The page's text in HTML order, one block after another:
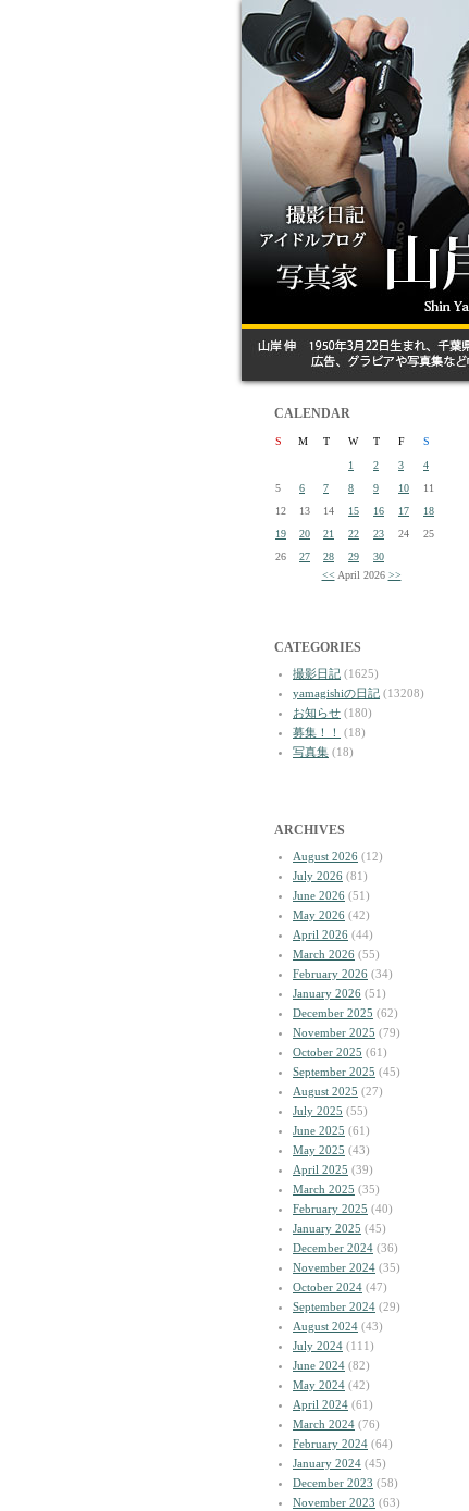
CALENDAR
S M T W T F
S
1
2 3
4
5
6 7 8 9 10
11
12
13 14 15 16 17
18
19
20 21 22 23 24
25
26
27 28 29
30
<< April 2026 >>
CATEGORIES
撮影日記 (1625)
yamagishiの日記 (13208)
お知らせ (180)
募集！！
(18)
写真集 (18)
ARCHIVES
August 2026 (12)
July 2026 (81)
June 2026 (51)
May 2026 (42)
April 2026 (44)
March 2026 (55)
February 2026 (34)
January 2026 (51)
December 2025 (62)
November 2025 (79)
October 2025 (61)
September 2025 (45)
August 2025 (27)
July 2025 (55)
June 2025 (61)
May 2025 (43)
April 2025 (39)
March 2025 (35)
February 2025 (40)
January 2025 (45)
December 2024 (36)
November 2024 (35)
October 2024 (47)
September 2024 (29)
August 2024 (43)
July 2024 (111)
June 2024 (82)
May 2024 (42)
April 2024 (61)
March 2024 (76)
February 2024 (64)
January 2024 (45)
December 2023 (58)
November 2023 (63)